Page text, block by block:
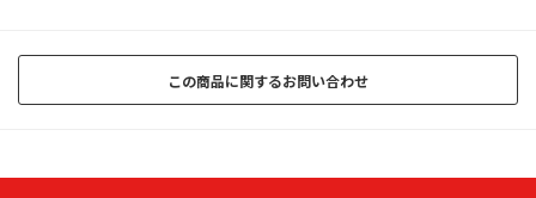
この商品に関するお問い合わせ